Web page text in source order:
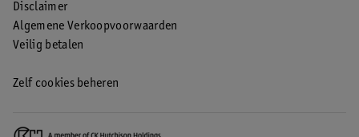
Disclaimer
Algemene Verkoopvoorwaarden
Veilig betalen
Zelf cookies beheren